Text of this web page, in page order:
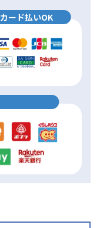
カード払いOK